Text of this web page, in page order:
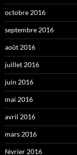
octobre 2016
septembre 2016
août 2016
juillet 2016
juin 2016
mai 2016
avril 2016
mars 2016
février 2016